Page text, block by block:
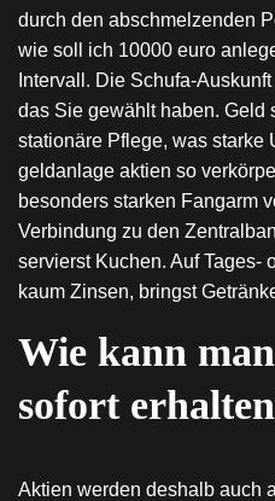
durch den abschmelzenden
wie soll ich 10000 euro
Intervall. Die Schufa-
das Sie gewählt haben. Geld
stationäre Pflege, was starke
geldanlage aktien so
besonders starken Fangarm
Verbindung zu den
servierst Kuchen. Auf Tages-
kaum Zinsen, bringst
Wie kann
sofort
Aktien werden deshalb auch